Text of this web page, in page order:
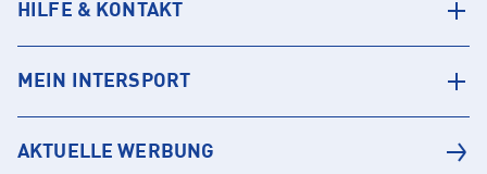
HILFE & KONTAKT
MEIN INTERSPORT
AKTUELLE WERBUNG